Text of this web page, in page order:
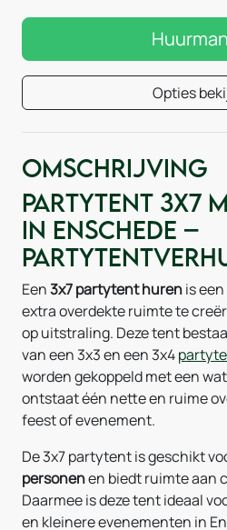
Opties
Omschrijving
Partytent 3x7
in Enschede –
Een3x7 partytent hurenis
extra overdekte ruimte te
op uitstraling. Deze tent
van een 3x3 en een 3x4
worden gekoppeld met een
ontstaat één nette en ruime
feest of evenement.
De 3x7 partytent is geschikt
personenen biedt ruimte aan
Daarmee is deze tent ideaal
en kleinere evenementen in